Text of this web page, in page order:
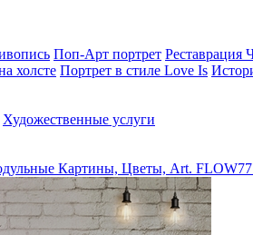
Поп-Арт портрет Реставрация
холсте Портрет в стиле Love Is
Художественные услуги
Картины, Цветы, Art.